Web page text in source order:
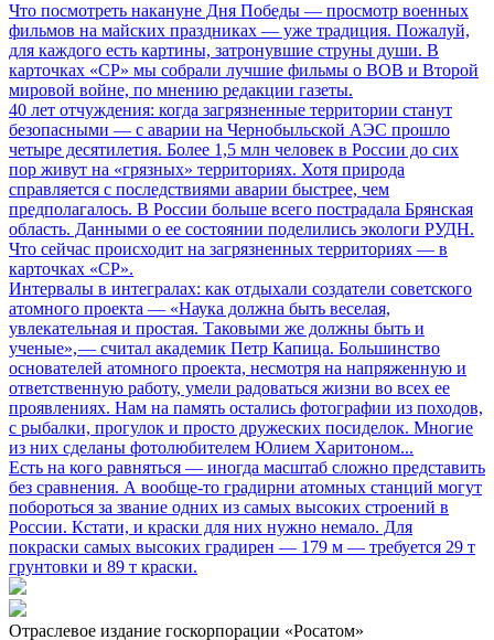
Что посмотреть накануне Дня Победы — просмотр военных
фильмов на майских праздниках — уже традиция. Пожалуй,
для каждого есть картины, затронувшие струны души. В
карточках «СР» мы собрали лучшие фильмы о ВОВ и Второй
мировой войне, по мнению редакции газеты.
40 лет отчуждения: когда загрязненные территории станут
безопасными — с аварии на Чернобыльской АЭС прошло
четыре десятилетия. Более 1,5 млн человек в России до сих
пор живут на «грязных» территориях. Хотя природа
справляется с последствиями аварии быстрее, чем
предполагалось. В России больше всего пострадала Брянская
область. Данными о ее состоянии поделились экологи РУДН.
Что сейчас происходит на загрязненных территориях — в
карточках «СР».
Интервалы в интегралах: как отдыхали создатели советского
атомного проекта — «Наука должна быть веселая,
увлекательная и простая. Таковыми же должны быть и
ученые», — считал академик Петр Капица. Большинство
основателей атомного проекта, несмотря на напряженную и
ответственную работу, умели радоваться жизни во всех ее
проявлениях. Нам на память остались фотографии из походов,
с рыбалки, прогулок и просто дружеских посиделок. Многие
из них сделаны фотолюбителем Юлием Харитоном...
Есть на кого равняться — иногда масштаб сложно представить
без сравнения. А вообще-то градирни атомных станций могут
побороться за звание одних из самых высоких строений в
России. Кстати, и краски для них нужно немало. Для
покраски самых высоких градирен — 179 м — требуется 29 т
грунтовки и 89 т краски.
Отраслевое издание госкорпорации «Росатом»